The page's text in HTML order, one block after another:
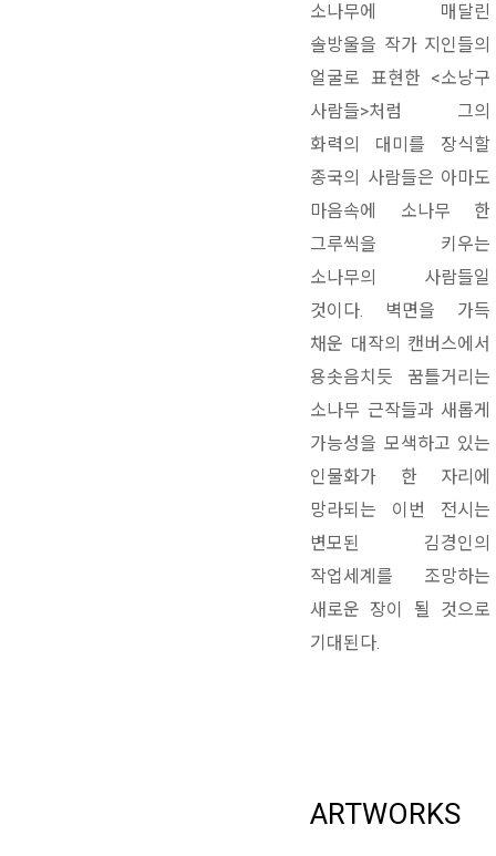
소나무에 매달린
솔방울을 작가 지인들의
얼굴로 표현한 <소낭구
사람들>처럼 그의
화력의 대미를 장식할
종국의 사람들은 아마도
마음속에 소나무 한
그루씩을 키우는
소나무의 사람들일
것이다. 벽면을 가득
채운 대작의 캔버스에서
용솟음치듯 꿈틀거리는
소나무 근작들과 새롭게
가능성을 모색하고 있는
인물화가 한 자리에
망라되는 이번 전시는
변모된 김경인의
작업세계를 조망하는
새로운 장이 될 것으로
기대된다.
ARTWORKS